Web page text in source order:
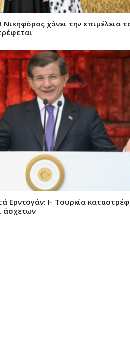
Νικηφόρος χάνει την επιμέλεια
Ερντογάν: H Toυρκία
άσχετων